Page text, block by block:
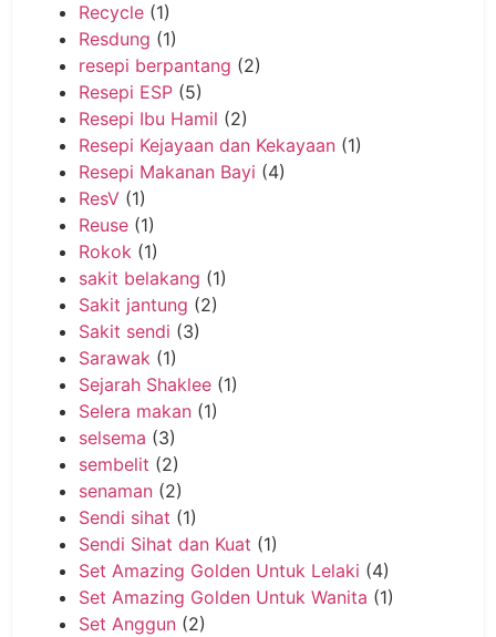
Recycle (1)
Resdung (1)
resepi berpantang (2)
Resepi ESP (5)
Resepi Ibu Hamil (2)
Resepi Kejayaan dan Kekayaan (1)
Resepi Makanan Bayi (4)
ResV (1)
Reuse (1)
Rokok (1)
sakit belakang (1)
Sakit jantung (2)
Sakit sendi (3)
Sarawak (1)
Sejarah Shaklee (1)
Selera makan (1)
selsema (3)
sembelit (2)
senaman (2)
Sendi sihat (1)
Sendi Sihat dan Kuat (1)
Set Amazing Golden Untuk Lelaki (4)
Set Amazing Golden Untuk Wanita (1)
Set Anggun (2)